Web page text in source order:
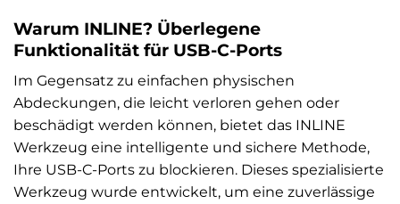
Warum INLINE? Überlegene
Funktionalität für USB-C-Ports
Im Gegensatz zu einfachen physischen
Abdeckungen, die leicht verloren gehen oder
beschädigt werden können, bietet das INLINE
Werkzeug eine intelligente und sichere Methode,
Ihre USB-C-Ports zu blockieren. Dieses spezialisierte
Werkzeug wurde entwickelt, um eine zuverlässige